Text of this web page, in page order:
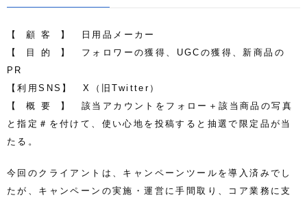
【 顧 客 】 日用品メーカー
【 目 的 】 フォロワーの獲得、UGCの獲得、新商品の
PR
【利用SNS】 X（旧Twitter）
【 概 要 】 該当アカウントをフォロー＋該当商品の写真
と指定＃を付けて、使い心地を投稿すると抽選で限定品が当
たる。
今回のクライアントは、キャンペーンツールを導入済みでし
たが、キャンペーンの実施・運営に手間取り、コア業務に支